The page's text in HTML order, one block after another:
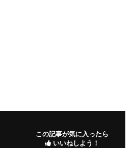
この記事が気に入ったら
いいねしよう！